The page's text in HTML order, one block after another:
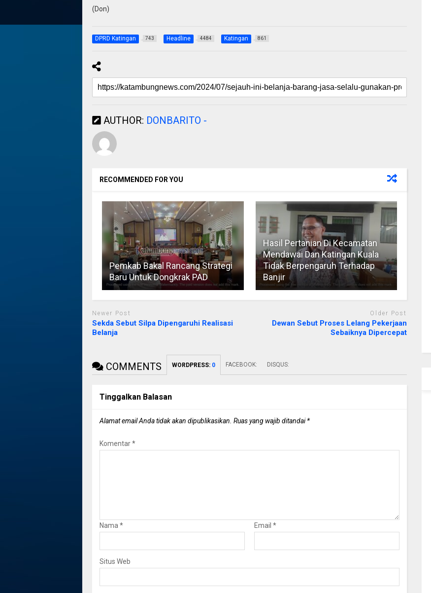
(Don)
DPRD Katingan 743 Headline 4484 Katingan 861
AUTHOR: DONBARITO -
RECOMMENDED FOR YOU
Pemkab Bakal Rancang Strategi
Baru Untuk Dongkrak PAD
Hasil Pertanian Di Kecamatan
Mendawai Dan Katingan Kuala
Tidak Berpengaruh Terhadap
Banjir
Newer Post
Sekda Sebut Silpa Dipengaruhi Realisasi
Belanja
Older Post
Dewan Sebut Proses Lelang Pekerjaan
Sebaiknya Dipercepat
COMMENTS WORDPRESS: 0 FACEBOOK: DISQUS:
Tinggalkan Balasan
Alamat email Anda tidak akan dipublikasikan. Ruas yang wajib ditandai*
Komentar*
Nama* Email *
Situs Web